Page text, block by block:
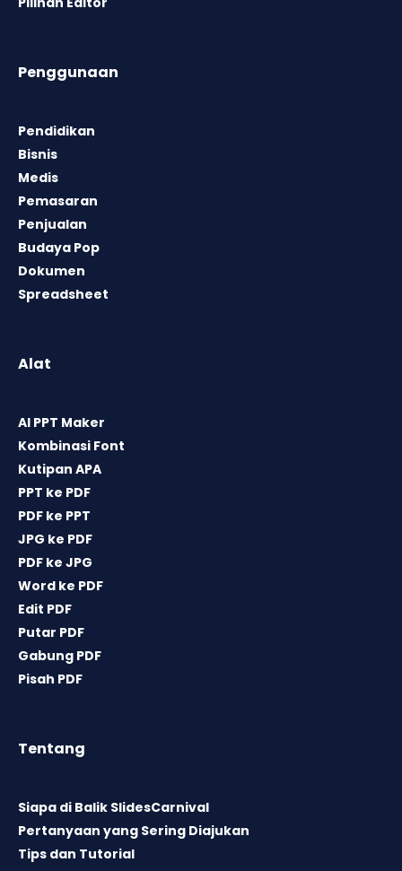
Penggunaan
Pendidikan
Bisnis
Medis
Pemasaran
Penjualan
Budaya Pop
Dokumen
Spreadsheet
Alat
AI PPT Maker
Kombinasi Font
Kutipan APA
PPT ke PDF
PDF ke PPT
JPG ke PDF
PDF ke JPG
Word ke PDF
Edit PDF
Putar PDF
Gabung PDF
Pisah PDF
Tentang
Siapa di Balik SlidesCarnival
Pertanyaan yang Sering Diajukan
Tips dan Tutorial